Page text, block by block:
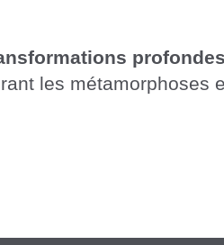
les métamorphoses